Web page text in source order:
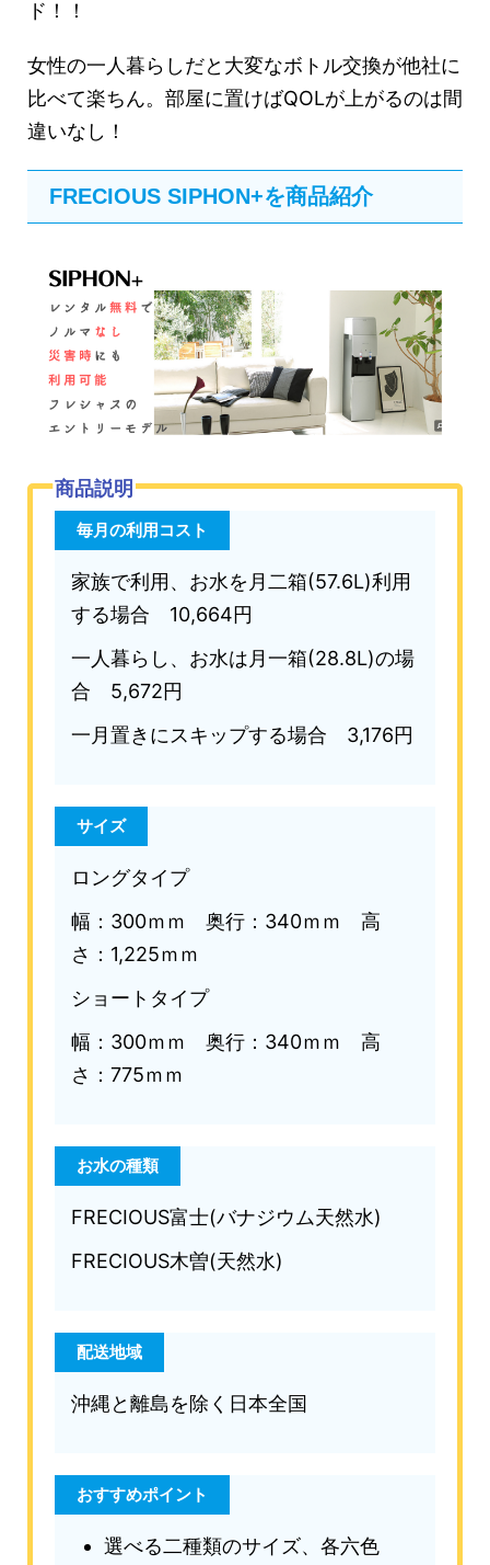
ド！！
女性の一人暮らしだと大変なボトル交換が他社に
比べて楽ちん。部屋に置けばQOLが上がるのは間
違いなし！
FRECIOUS SIPHON+を商品紹介
商品説明
毎月の利用コスト
家族で利用、お水を月二箱(57.6L)利用
する場合 10,664円
一人暮らし、お水は月一箱(28.8L)の場
合 5,672円
一月置きにスキップする場合 3,176円
サイズ
ロングタイプ
幅：300ｍｍ 奥行：340ｍｍ 高
さ：1,225ｍｍ
ショートタイプ
幅：300ｍｍ 奥行：340ｍｍ 高
さ：775ｍｍ
お水の種類
FRECIOUS富士(バナジウム天然水)
FRECIOUS木曽(天然水)
配送地域
沖縄と離島を除く日本全国
おすすめポイント
選べる二種類のサイズ、各六色